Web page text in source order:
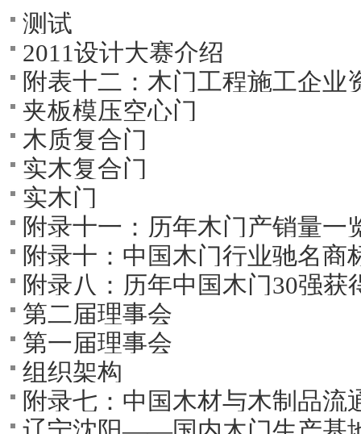
测试
2011设计大赛介绍
附表十二：木门工程施工企
夹板模压空心门
木质复合门
实木复合门
实木门
附录十一：历年木门产销量一
附录十：中国木门行业驰名商
附录八：历年中国木门30强获
第二届理事会
第一届理事会
组织架构
附录七：中国木材与木制品